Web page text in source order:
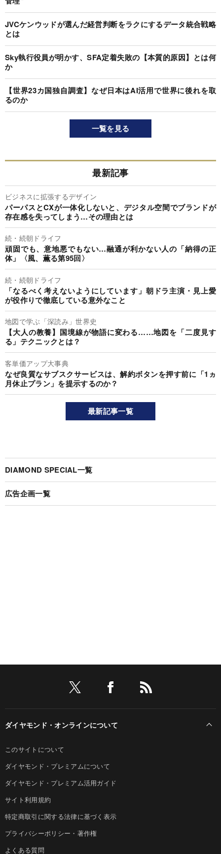
JVCケンウッドが選んだ経営判断をラクにするデータ統合戦略
とは
Sky執行役員が明かす、SFA定着失敗の【本質的原因】とは何
か
【世界23カ国独自調査】なぜ日本はAI活用で世界に後れを取
るのか
一覧を見る
最新記事
ビジネスに拡張するデザイン
パーパスとCXが一体化しないと、デジタル空間でブランドが
存在感を失ってしまう…その理由とは
続・続朝ドライフ
頑固でも、意地悪でもない…融通が利かない人の「納得の正
体」〈風、薫る第95回〉
続・続朝ドライフ
「なるべく考えないようにしています」朝ドラ主演・見上愛
が役作りで徹底している意外なこと
地図で学ぶ「深読み」世界史
【大人の教養】国境線が物語に変わる……地図を「二度見す
る」テクニックとは？
客単価アップ大事典
なぜ良質なサブスクサービスは、解約ボタンを押す前に「1ヵ
月休止プラン」を提示するのか？
最新記事一覧
DIAMOND SPECIAL一覧
広告企画一覧
ダイヤモンド・オンラインについて
このサイトについて
ダイヤモンド・プレミアムについて
ダイヤモンド・プレミアム活用ガイド
サイト利用規約
特定商取引に関する法律に基づく表示
プライバシーポリシー・著作権
よくある質問